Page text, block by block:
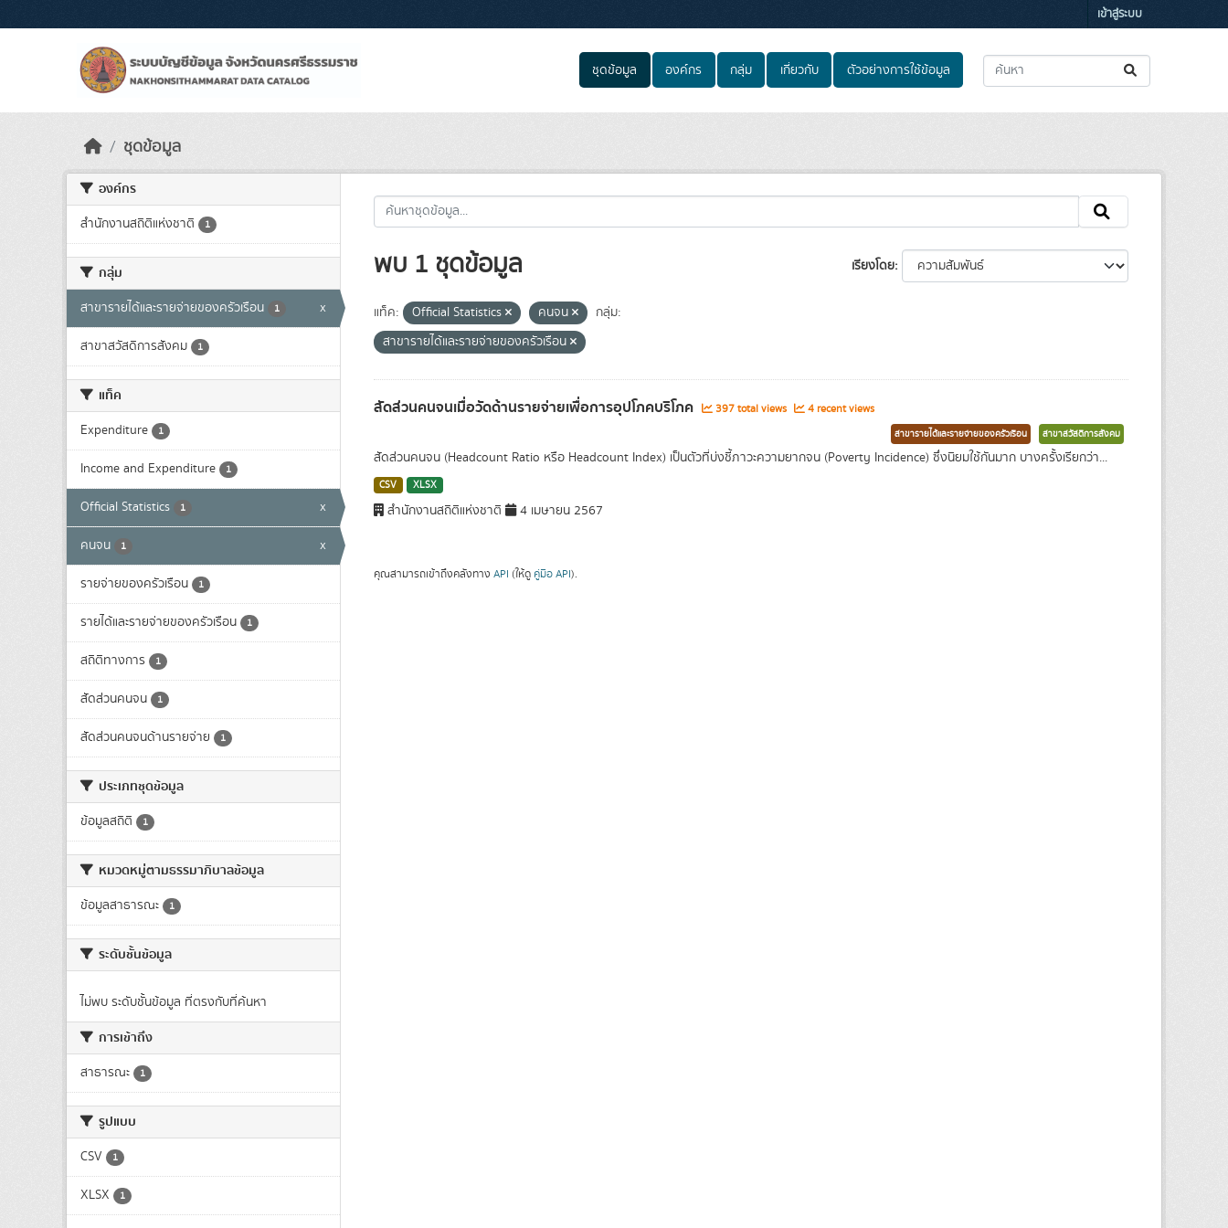
เข้าสู่ระบบ
ชุดข้อมูล องค์กร กลุ่ม เกี่ยวกับ ตัวอย่างการใช้ข้อมูล
ชุดข้อมูล
องค์กร
สำนักงานสถิติแห่งชาติ 1
กลุ่ม
สาขารายได้และรายจ่ายของครัวเรือน 1 x
สาขาสวัสดิการสังคม 1
แท็ค
Expenditure 1
Income and Expenditure 1
Official Statistics 1 x
คนจน 1 x
รายจ่ายของครัวเรือน 1
รายได้และรายจ่ายของครัวเรือน 1
สถิติทางการ 1
สัดส่วนคนจน 1
สัดส่วนคนจนด้านรายจ่าย 1
ประเภทชุดข้อมูล
ข้อมูลสถิติ 1
หมวดหมู่ตามธรรมาภิบาลข้อมูล
ข้อมูลสาธารณะ 1
ระดับชั้นข้อมูล
ไม่พบ ระดับชั้นข้อมูล ที่ตรงกับที่ค้นหา
การเข้าถึง
สาธารณะ 1
รูปแบบ
CSV 1
XLSX 1
เรียงโดย
พบ 1 ชุดข้อมูล
แท็ค: Official Statistics คนจน
กลุ่ม:
สาขารายได้และรายจ่ายของครัวเรือน
สัดส่วนคนจนเมื่อวัดด้านรายจ่ายเพื่อการอุปโภคบริโภค 397 total views 4 recent views
สาขารายได้และรายจ่ายของครัวเรือน สาขาสวัสดิการสังคม
สัดส่วนคนจน (Headcount Ratio หรือ Headcount Index) เป็นตัวที่บ่งชี้ภาวะความยากจน (Poverty Incidence) ซึ่งนิยมใช้กันมาก บางครั้งเรียกว่า...
CSV XLSX
สำนักงานสถิติแห่งชาติ 4 เมษายน 2567
คุณสามารถเข้าถึงคลังทาง API (ให้ดู คู่มือ API).